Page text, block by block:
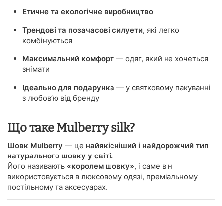
Етичне та екологічне виробництво
Трендові та позачасові силуети, які легко
комбінуються
Максимальний комфорт — одяг, який не хочеться
знімати
Ідеально для подарунка — у святковому пакуванні
з любов’ю від бренду
Що таке Mulberry silk?
Шовк Mulberry — це найякісніший і найдорожчий тип
натурального шовку у світі.
Його називають «королем шовку», і саме він
використовується в люксовому одязі, преміальному
постільному та аксесуарах.